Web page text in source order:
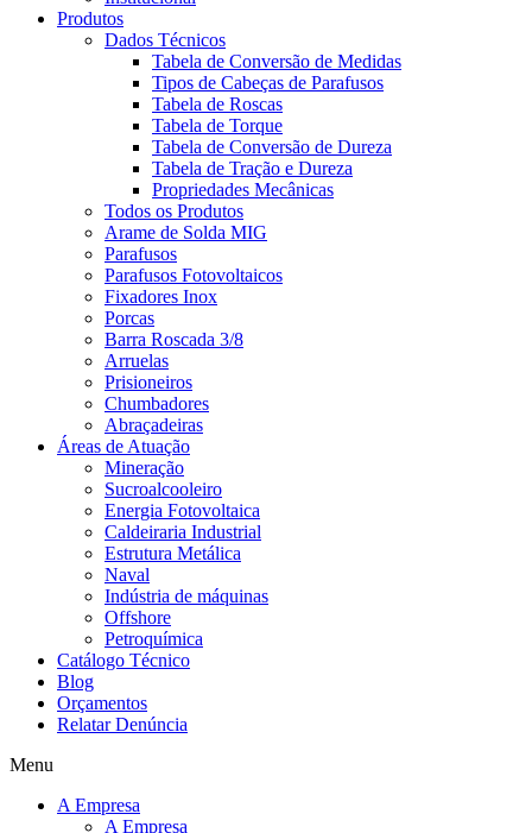
Produtos
Dados Técnicos
Tabela de Conversão de Medidas
Tipos de Cabeças de Parafusos
Tabela de Roscas
Tabela de Torque
Tabela de Conversão de Dureza
Tabela de Tração e Dureza
Propriedades Mecânicas
Todos os Produtos
Arame de Solda MIG
Parafusos
Parafusos Fotovoltaicos
Fixadores Inox
Porcas
Barra Roscada 3/8
Arruelas
Prisioneiros
Chumbadores
Abraçadeiras
Áreas de Atuação
Mineração
Sucroalcooleiro
Energia Fotovoltaica
Caldeiraria Industrial
Estrutura Metálica
Naval
Indústria de máquinas
Offshore
Petroquímica
Catálogo Técnico
Blog
Orçamentos
Relatar Denúncia
Menu
A Empresa
A Empresa